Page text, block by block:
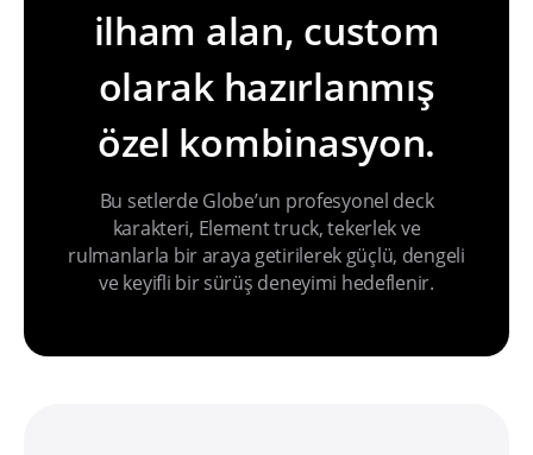
ilham alan, custom
olarak hazırlanmış
özel kombinasyon.
Bu setlerde Globe’un profesyonel deck
karakteri, Element truck, tekerlek ve
rulmanlarla bir araya getirilerek güçlü, dengeli
ve keyifli bir sürüş deneyimi hedeflenir.